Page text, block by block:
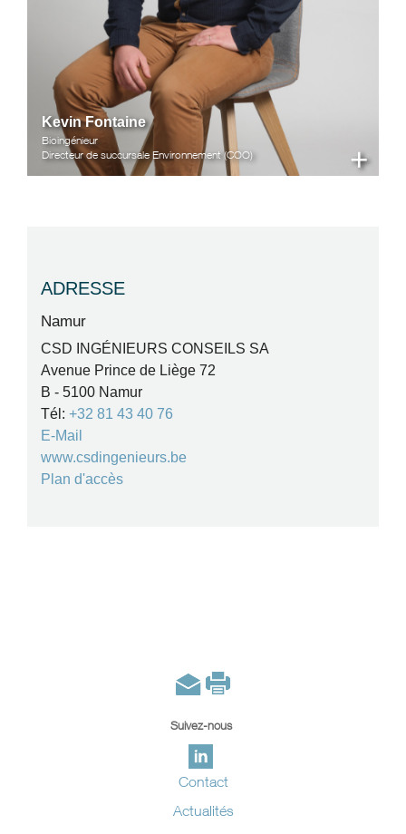
+
Kevin Fontaine
Bioingénieur
Directeur de succursale Environnement (COO)
ADRESSE
Namur
CSD INGÉNIEURS CONSEILS SA
Avenue Prince de Liège 72
B - 5100 Namur
Tél: +32 81 43 40 76
E-Mail
www.csdingenieurs.be
Plan d'accès
Suivez-nous
Contact
Actualités